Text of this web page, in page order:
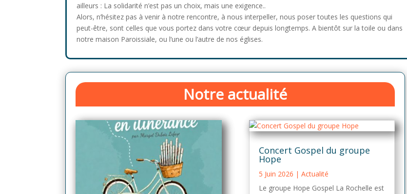
ailleurs : La solidarité n’est pas un choix, mais une exigence..
Alors, n’hésitez pas à venir à notre rencontre, à nous interpeller, nous poser toutes les questions qui
peut-être, sont celles que vous portez dans votre cœur depuis longtemps. A bientôt sur la toile ou dans
notre maison Paroissiale, ou l’une ou l’autre de nos églises.
Notre actualité
Concert Gospel du groupe
Hope
5 Juin 2026 | Actualité
Le groupe Hope Gospel La Rochelle est